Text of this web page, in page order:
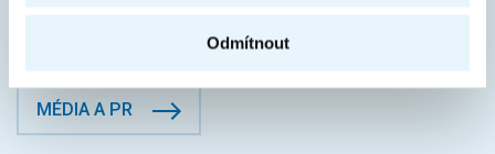
Odmítnout
MÉDIA A PR